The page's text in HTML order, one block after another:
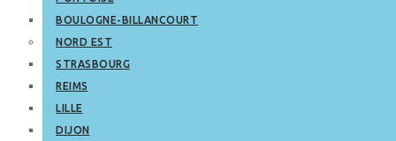
BOULOGNE-BILLANCOURT
NORD EST
STRASBOURG
REIMS
LILLE
DIJON